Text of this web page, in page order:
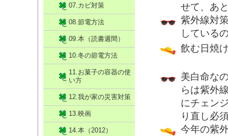
せて、あ
紫外線対
している
飲む日焼
美白命な
らは紫外
にチェン
り直し必
今年の紫
07.カビ対策
08.節電方法
09.本（読書週間）
10.冬の節電方法
11.お菓子の容器の使
い方
12.我が家の災害対策
13.映画
14.本（2012）